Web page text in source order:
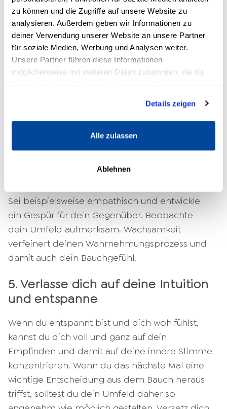
zu können und die Zugriffe auf unsere Website zu
analysieren. Außerdem geben wir Informationen zu
deiner Verwendung unserer Website an unsere Partner
für soziale Medien, Werbung und Analysen weiter.
Unsere Partner führen diese Informationen
möglicherweise mit weiteren Daten zusammen, die du
Details zeigen
Alle zulassen
Ablehnen
oder hat sie dich eher negativ beeinflusst?
Reflektiere dich selbst und erinnere dich daran,
wie du dich beim Treffen guter Entscheidungen
gefühlt hast. Wann immer du dieses Gefühl
wieder hast, weißt du, dass du dich guten
Gewissens von deiner Intuition leiten lassen
4. Schule deine Wahrnehmung
wahrzunehmen und zu deuten. Achte auf
Sei beispielsweise empathisch und entwickle
ein Gespür für dein Gegenüber. Beobachte
dein Umfeld aufmerksam. Wachsamkeit
verfeinert deinen Wahrnehmungsprozess und
damit auch dein Bauchgefühl.
5. Verlasse dich auf deine Intuition
und entspanne
Wenn du entspannt bist und dich wohlfühlst,
kannst du dich voll und ganz auf dein
Empfinden und damit auf deine innere Stimme
konzentrieren. Wenn du das nächste Mal eine
wichtige Entscheidung aus dem Bauch heraus
triffst, solltest du dein Umfeld daher so